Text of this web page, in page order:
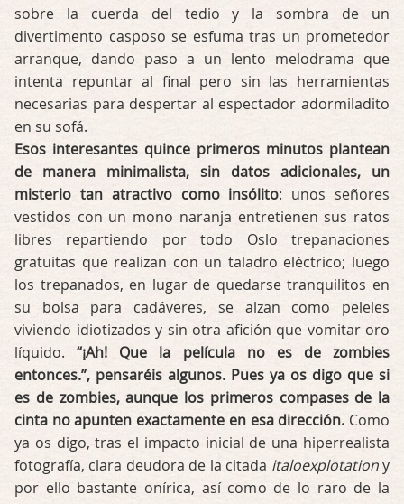
sobre la cuerda del tedio y la sombra de un
divertimento casposo se esfuma tras un prometedor
arranque, dando paso a un lento melodrama que
intenta repuntar al final pero sin las herramientas
necesarias para despertar al espectador adormiladito
en su sofá.
Esos interesantes quince primeros minutos plantean
de manera minimalista, sin datos adicionales, un
misterio tan atractivo como insólito: unos señores
vestidos con un mono naranja entretienen sus ratos
libres repartiendo por todo Oslo trepanaciones
gratuitas que realizan con un taladro eléctrico; luego
los trepanados, en lugar de quedarse tranquilitos en
su bolsa para cadáveres, se alzan como peleles
viviendo idiotizados y sin otra afición que vomitar oro
líquido.“¡Ah! Que la película no es de zombies
entonces.”, pensaréis algunos. Pues ya os digo que si
es de zombies, aunque los primeros compases de la
cinta no apunten exactamente en esa dirección. Como
ya os digo, tras el impacto inicial de una hiperrealista
fotografía, clara deudora de la citada italoexplotationy
por ello bastante onírica, así como de lo raro de la